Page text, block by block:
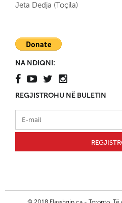
Jeta Dedja (Toçila)
NA NDIQNI:
REGJISTROHU NË BULETIN